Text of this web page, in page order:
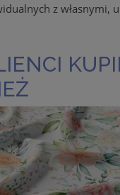
z własnymi,